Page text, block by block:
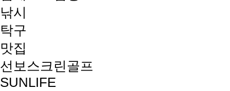
낚시
탁구
맛집
선보스크린골프
SUNLIFE